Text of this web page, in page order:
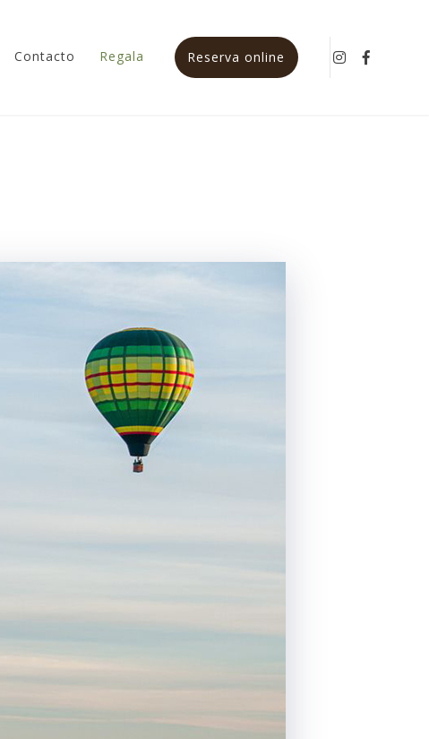
Contacto Regala Reserva online Instagram